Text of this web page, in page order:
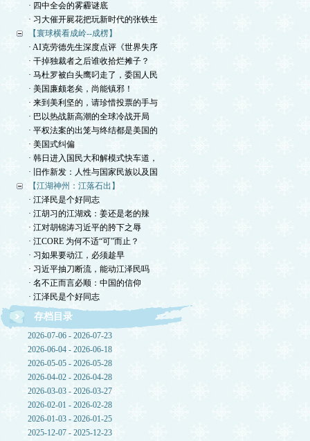
· 四中全会的雾霾谜底
· 习大催开屍花把玩新时代的张铁生
【寰球横看成岭--成楞】
· AI克劳德先生深度点评《世界失序
· 干掉独裁者之后谁收拾烂摊子？
· 马杜罗被白头鹰叼走了，委国人民
· 美国廉颇老矣，尚能镇邪！
· 来到美利坚的，请珍惜投票的手与
· 巴以热战新高潮的全球冷战开局
· 平权法案的出笼与终结都是美国的
· 美国式纠偏
· 韩日进入国民大和解模式快车道，
· 旧作新发：人性与国家民族以及国
【江湖神州：江落石出】
· 江泽民是个好同志
· 江胡习的江湖戏：姜还是老的辣
· 江对胡锦涛习近平的胯下之辱
· 江CORE 为何不适“可”而止？
· 习如果要动江，必须趁早
· 习近平抽刀断流，能动江泽民吗
· 名不正而言必顺：中国的信仰
· 江泽民是个好同志
存档目录
2026-07-06 - 2026-07-23
2026-06-04 - 2026-06-18
2026-05-05 - 2026-05-28
2026-04-02 - 2026-04-28
2026-03-03 - 2026-03-27
2026-02-01 - 2026-02-28
2026-01-03 - 2026-01-25
2025-12-07 - 2025-12-23